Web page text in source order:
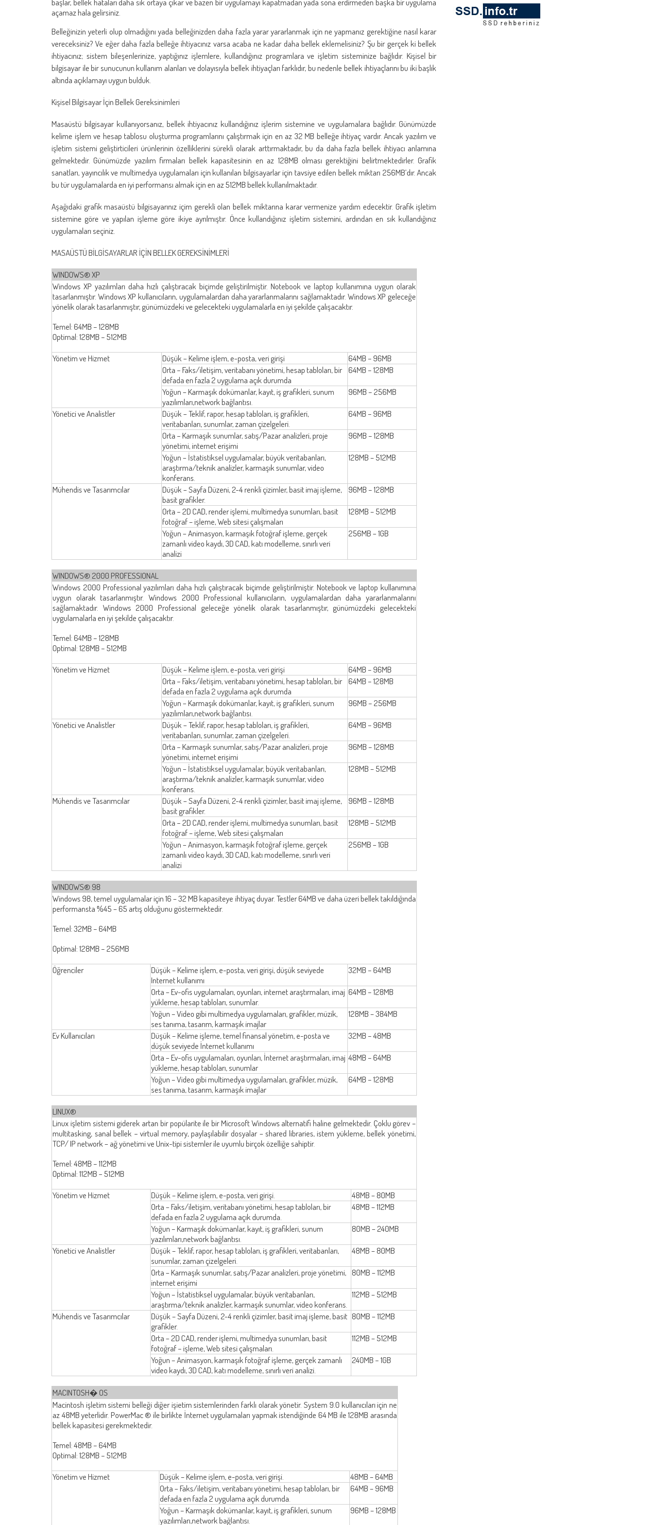
başlar, bellek hataları daha sık ortaya çıkar ve bazen bir uygulamayı kapatmadan yada sona erdirmeden başka bir uygulama
açamaz hala gelirsiniz.
Belleğinizin yeterli olup olmadığını yada belleğinizden daha fazla yarar yararlanmak için ne yapmanız gerektiğine nasıl karar
vereceksiniz? Ve eğer daha fazla belleğe ihtiyacınız varsa acaba ne kadar daha bellek eklemelisiniz? Şu bir gerçek ki bellek
ihtiyacınız; sistem bileşenlerinize, yaptığınız işlemlere, kullandığınız programlara ve işletim sisteminize bağlıdır. Kişisel bir
bilgisayar ile bir sunucunun kullanım alanları ve dolayısıyla bellek ihtiyaçları farklıdır, bu nedenle bellek ihtiyaçlarını bu iki başlık
altında açıklamayı uygun bulduk.
Kişisel Bilgisayar İçin Bellek Gereksinimleri
Masaüstü bilgisayar kullanıyorsanız, bellek ihtiyacınız kullandığınız işlerim sistemine ve uygulamalara bağlıdır. Günümüzde
kelime işlem ve hesap tablosu oluşturma programlarını çalıştırmak için en az 32 MB belleğe ihtiyaç vardır. Ancak yazılım ve
işletim sistemi geliştirticileri ürünlerinin özelliklerini sürekli olarak arttırmaktadır, bu da daha fazla bellek ihtiyacı anlamına
gelmektedir. Günümüzde yazılım firmaları bellek kapasitesinin en az 128MB olması gerektiğini belirtmektedirler. Grafik
sanatları, yayıncılık ve multimedya uygulamaları için kullanılan bilgisayarlar için tavsiye edilen bellek miktarı 256MB’dır. Ancak
bu tür uygulamalarda en iyi performansı almak için en az 512MB bellek kullanılmaktadır.
Aşağıdaki grafik masaüstü bilgisayarınız içim gerekli olan bellek miktarına karar vermenize yardım edecektir. Grafik işletim
sistemine göre ve yapılan işleme göre ikiye ayrılmıştır. Önce kullandığınız işletim sistemini, ardından en sık kullandığınız
uygulamaları seçiniz.
MASAÜSTÜ BİLGİSAYARLAR İÇİN BELLEK GEREKSİNİMLERİ
WINDOWS® XP
Windows XP yazılımları daha hızlı çalıştıracak biçimde geliştirilmiştir. Notebook ve laptop kullanımına uygun olarak
tasarlanmıştır. Windows XP kullanıcıların, uygulamalardan daha yararlanmalarını sağlamaktadır. Windows XP geleceğe
yönelik olarak tasarlanmıştır, günümüzdeki ve gelecekteki uygulamalarla en iyi şekilde çalışacaktır.
Temel: 64MB – 128MB
Optimal: 128MB – 512MB
Yönetim ve Hizmet Düşük – Kelime işlem, e-posta, veri girişi
64MB – 96MB
Orta – Faks/iletişim, veritabanı yönetimi, hesap tabloları, bir
defada en fazla 2 uygulama açık durumda
64MB – 128MB
Yoğun – Karmaşık dokümanlar, kayıt, iş grafikleri, sunum
yazılımları,network bağlantısı.
96MB – 256MB
Yönetici ve Analistler
Düşük – Teklif, rapor, hesap tabloları, iş grafikleri,
veritabanları, sunumlar, zaman çizelgeleri.
64MB – 96MB
Orta – Karmaşık sunumlar, satış/Pazar analizleri, proje
yönetimi, internet erişimi
96MB – 128MB
Yoğun – İstatistiksel uygulamalar, büyük veritabanları,
araştırma/teknik analizler, karmaşık sunumlar, video
konferans.
128MB – 512MB
Mühendis ve Tasarımcılar
Düşük – Sayfa Düzeni, 2-4 renkli çizimler, basit imaj işleme,
basit grafikler.
96MB – 128MB
Orta – 2D CAD, render işlemi, multimedya sunumları, basit
fotoğraf – işleme, Web sitesi çalışmaları
128MB – 512MB
Yoğun – Animasyon, karmaşık fotoğraf işleme, gerçek
zamanlı video kaydı, 3D CAD, katı modelleme, sınırlı veri
analizi
256MB – 1GB
WINDOWS® 2000 PROFESSIONAL
Windows 2000 Professional yazılımları daha hızlı çalıştıracak biçimde geliştirilmiştir. Notebook ve laptop kullanımına
uygun olarak tasarlanmıştır. Windows 2000 Professional kullanıcıların, uygulamalardan daha yararlanmalarını
sağlamaktadır. Windows 2000 Professional geleceğe yönelik olarak tasarlanmıştır, günümüzdeki gelecekteki
uygulamalarla en iyi şekilde çalışacaktır.
Temel: 64MB – 128MB
Optimal: 128MB – 512MB
Yönetim ve Hizmet Düşük – Kelime işlem, e-posta, veri girişi
64MB – 96MB
Orta – Faks/iletişim, veritabanı yönetimi, hesap tabloları, bir
defada en fazla 2 uygulama açık durumda
64MB – 128MB
Yoğun – Karmaşık dokümanlar, kayıt, iş grafikleri, sunum
yazılımları,network bağlantısı.
96MB – 256MB
Yönetici ve Analistler
Düşük – Teklif, rapor, hesap tabloları, iş grafikleri,
veritabanları, sunumlar, zaman çizelgeleri.
64MB – 96MB
Orta – Karmaşık sunumlar, satış/Pazar analizleri, proje
yönetimi, internet erişimi
96MB – 128MB
Yoğun – İstatistiksel uygulamalar, büyük veritabanları,
araştırma/teknik analizler, karmaşık sunumlar, video
konferans.
128MB – 512MB
Mühendis ve Tasarımcılar
Düşük – Sayfa Düzeni, 2-4 renkli çizimler, basit imaj işleme,
basit grafikler.
96MB – 128MB
Orta – 2D CAD, render işlemi, multimedya sunumları, basit
fotoğraf – işleme, Web sitesi çalışmaları
128MB – 512MB
Yoğun – Animasyon, karmaşık fotoğraf işleme, gerçek
zamanlı video kaydı, 3D CAD, katı modelleme, sınırlı veri
analizi
256MB – 1GB
WINDOWS® 98
Windows 98, temel uygulamalar için 16 – 32 MB kapasiteye ihtiyaç duyar. Testler 64MB ve daha üzeri bellek takıldığında
performansta %45 – 65 artış olduğunu göstermektedir.
Temel: 32MB – 64MB
Optimal: 128MB – 256MB
Öğrenciler
Düşük – Kelime işlem, e-posta, veri girişi, düşük seviyede
Internet kullanımı
32MB – 64MB
Orta – Ev-ofis uygulamaları, oyunları, internet araştırmaları, imaj
yükleme, hesap tabloları, sunumlar.
64MB – 128MB
Yoğun – Video gibi multimedya uygulamaları, grafikler, müzik,
ses tanıma, tasarım, karmaşık imajlar
128MB – 384MB
Ev Kullanıcıları
Düşük – Kelime işleme, temel finansal yönetim, e-posta ve
düşük seviyede İnternet kullanımı
32MB – 48MB
Orta – Ev-ofis uygulamaları, oyunları, İnternet araştırmaları, imaj
yükleme, hesap tabloları, sunumlar
48MB – 64MB
Yoğun – Video gibi multimedya uygulamaları, grafikler, müzik,
ses tanıma, tasarım, karmaşık imajlar
64MB – 128MB
LINUX®
Linux işletim sistemi giderek artan bir popülarite ile bir Microsoft Windows alternatifi haline gelmektedir. Çoklu görev –
multitasking, sanal bellek – virtual memory, paylaşılabilir dosyalar – shared libraries, istem yükleme, bellek yönetimi,
TCP/ IP network – ağ yönetimi ve Unix-tipi sistemler ile uyumlu birçok özelliğe sahiptir.
Temel: 48MB – 112MB
Optimal: 112MB – 512MB
Yönetim ve Hizmet Düşük – Kelime işlem, e-posta, veri girişi.
48MB – 80MB
Orta – Faks/iletişim, veritabanı yönetimi, hesap tabloları, bir
defada en fazla 2 uygulama açık durumda.
48MB – 112MB
Yoğun – Karmaşık dokümanlar, kayıt, iş grafikleri, sunum
yazılımları,network bağlantısı.
80MB – 240MB
Yönetici ve Analistler
Düşük – Teklif, rapor, hesap tabloları, iş grafikleri, veritabanları,
sunumlar, zaman çizelgeleri.
48MB – 80MB
Orta – Karmaşık sunumlar, satış/Pazar analizleri, proje yönetimi,
internet erişimi
80MB – 112MB
Yoğun – İstatistiksel uygulamalar, büyük veritabanları,
araştırma/teknik analizler, karmaşık sunumlar, video konferans.
112MB – 512MB
Mühendis ve Tasarımcılar
Düşük – Sayfa Düzeni, 2-4 renkli çizimler, basit imaj işleme, basit
grafikler.
80MB – 112MB
Orta – 2D CAD, render işlemi, multimedya sunumları, basit
fotoğraf – işleme, Web sitesi çalışmaları.
112MB – 512MB
Yoğun – Animasyon, karmaşık fotoğraf işleme, gerçek zamanlı
video kaydı, 3D CAD, katı modelleme, sınırlı veri analizi.
240MB – 1GB
MACINTOSH� OS
Macintosh işletim sistemi belleği diğer işietim sistemlerinden farklı olarak yönetir. System 9.0 kullanıcıları için ne
az 48MB yeterlidir. PowerMac ® ile birlikte İnternet uygulamaları yapmak istendiğinde 64 MB ile 128MB arasında
bellek kapasitesi gerekmektedir.
Temel: 48MB – 64MB
Optimal: 128MB – 512MB
Yönetim ve Hizmet Düşük – Kelime işlem, e-posta, veri girişi.
48MB – 64MB
Orta – Faks/iletişim, veritabanı yönetimi, hesap tabloları, bir
defada en fazla 2 uygulama açık durumda.
64MB – 96MB
Yoğun – Karmaşık dokümanlar, kayıt, iş grafikleri, sunum
yazılımları,network bağlantısı.
96MB – 128MB